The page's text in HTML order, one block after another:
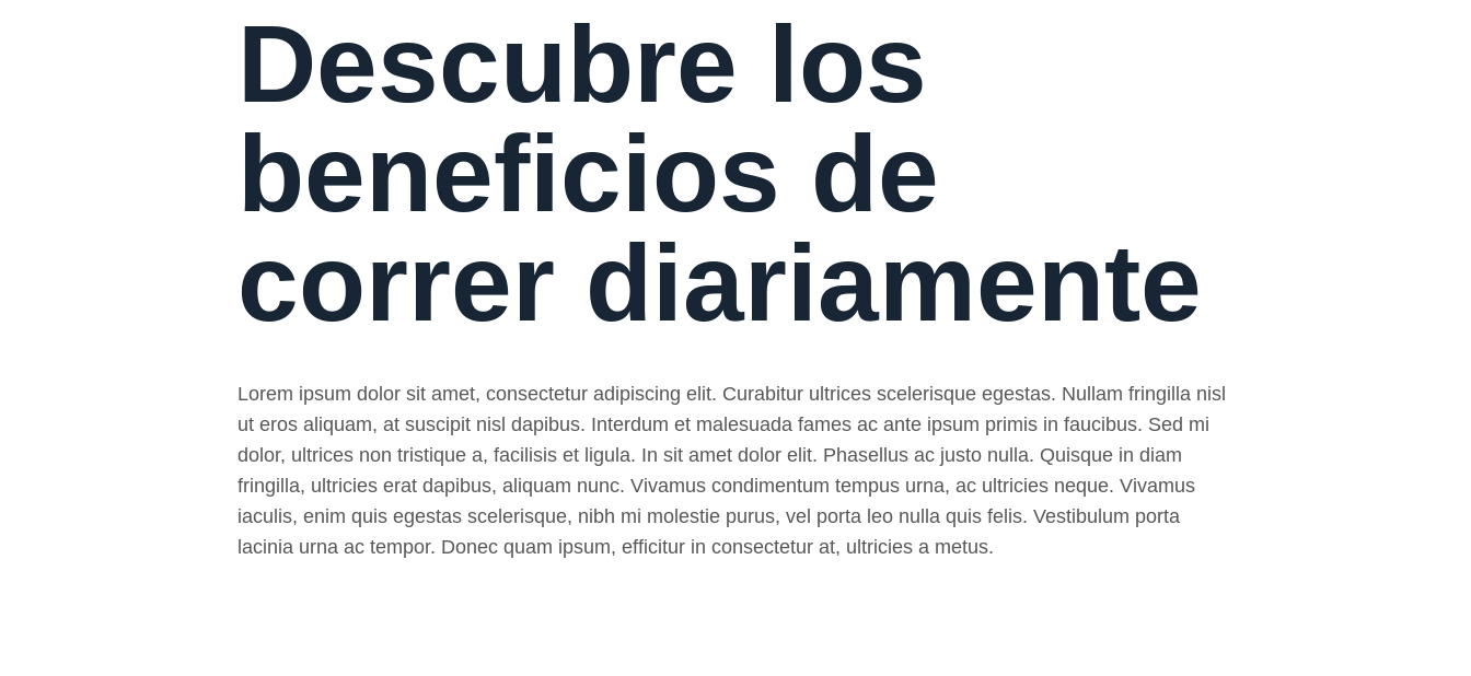
Descubre los
beneficios de
correr diariamente
Lorem ipsum dolor sit amet, consectetur adipiscing elit. Curabitur ultrices scelerisque egestas. Nullam fringilla nisl
ut eros aliquam, at suscipit nisl dapibus. Interdum et malesuada fames ac ante ipsum primis in faucibus. Sed mi
dolor, ultrices non tristique a, facilisis et ligula. In sit amet dolor elit. Phasellus ac justo nulla. Quisque in diam
fringilla, ultricies erat dapibus, aliquam nunc. Vivamus condimentum tempus urna, ac ultricies neque. Vivamus
iaculis, enim quis egestas scelerisque, nibh mi molestie purus, vel porta leo nulla quis felis. Vestibulum porta
lacinia urna ac tempor. Donec quam ipsum, efficitur in consectetur at, ultricies a metus.